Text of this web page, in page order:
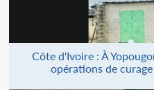
Côte d'Ivoire : À
opérations de